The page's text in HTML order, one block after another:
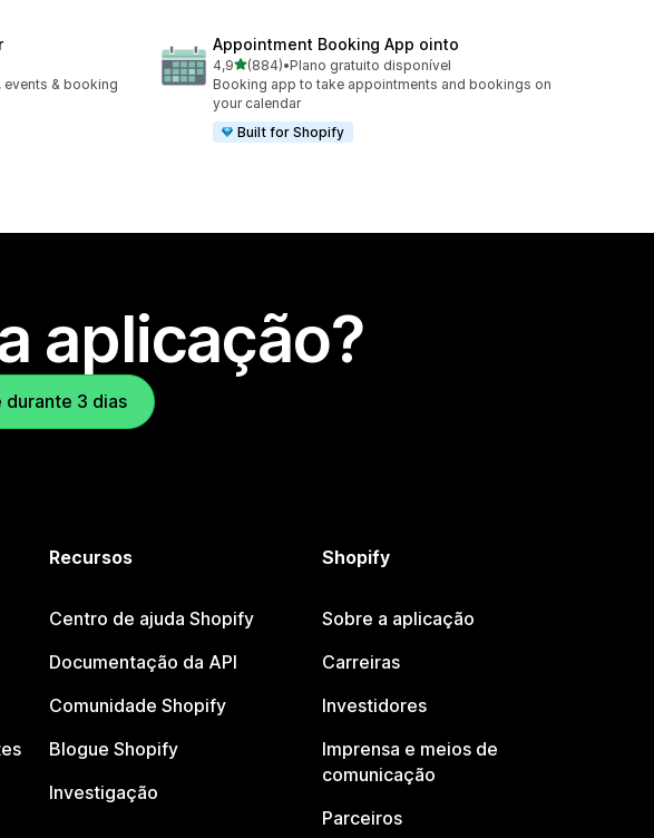
& booking
Appointment Booking App ointo
4,9de 5 estrelas
(884)
884 total de avaliações
•Plano gratuito disponível
Booking app to take appointments and bookings on
your calendar
Built for Shopify
aplicação?
3 dias
Recursos
Centro de ajuda Shopify
Documentação da API
Comunidade Shopify
Blogue Shopify
Investigação
Shopify
Sobre a aplicação
Carreiras
Investidores
Imprensa e meios de
comunicação
Parceiros